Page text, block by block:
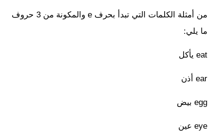
من أمثلة الكلمات التي تبدأ بحرف e والمكونة من 3 حروف
ما يلي:
eat يأكل
ear أذن
egg بيض
eye عين